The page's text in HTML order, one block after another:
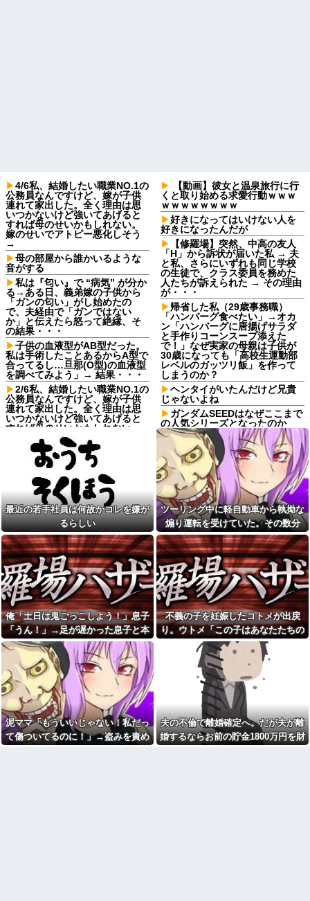
4/6私、結婚したい職業NO.1の
公務員なんですけど、嫁が子供
連れて家出した。全く理由は思
いつかないけど強いてあげると
すれば母のせいかもしれない。
嫁のせいでアトピー悪化しそう
→
母の部屋から誰かいるような
音がする
私は『匂い』で “病気” が分か
る→ある日、義弟嫁の子供から
「ガンの匂い」がし始めたの
で、夫経由で「ガンではない
か」と伝えたら怒って絶縁、そ
の結果・・・
子供の血液型がAB型だった。
私は手術したことあるからA型で
合ってるし…旦那(O型)の血液型
を調べてみよう」→ 結果・・・
2/6私、結婚したい職業NO.1の
公務員なんですけど、嫁が子供
連れて家出した。全く理由は思
いつかないけど強いてあげると
すれば母のせいかもしれない。
嫁のせいでアトピー悪化しそう
マックの招待券を使おうとし
たら店員に番号を聞かれた。激
怒した僕は「どうしてくれんね
ん！！！無料券よこせ
や！！！！」と怒鳴って…
佐藤二朗、妻とのハグを報告
「文〇砲より遥かに威力は弱い
が、僕のノロケ砲をお見舞いす
る」
【画像】『20代にしか見えな
い30代女子』がこちらです←お
前らから見てど
う？？？？？？？
寺田心、週6ジム通いで体重
62kg→82kgに 110kgのベンチ
プレス持ち上げる姿披露
ちいかわ作者さん、総額30億
超の大豪邸を建てるｗｗｗｗｗ
ｗｗｗｗｗｗｗｗｗｗｗｗｗｗ
お前ら「日本も核武装汁！」
←１万発の核弾頭どこに
マクドでギャルママ軍団がガ
キを放って動物園。ワシ「自分
らのママにもっと遊んで欲しい
やんな？」ガキ「遊んでほし
い」ワシ「魔法の言葉があるよ...
最近の若手社員は何故かコレ
【動画】彼女と温泉旅行に行
くと取り始める求愛行動ｗｗｗ
ｗｗｗｗｗｗｗｗ
好きになってはいけない人を
好きになったんだが
【修羅場】突然、中高の友人
「H」から訴状が届いた私 → 夫
と私、さらにいずれも同じ学校
の生徒で、クラス委員を務めた
人たちが訴えられた → その理由
が・・・
帰省した私（29歳事務職）
「ハンバーグ食べたい」→オカ
ン「ハンバーグに唐揚げサラダ
と手作りコーンスープ添えた
で！」なぜ実家の母親は子供が
30歳になっても「高校生運動部
レベルのガッツリ飯」を作って
しまうのか？
ヘンタイがいたんだけど兄貴
じゃないよね
ガンダムSEEDはなぜここまで
の人気シリーズとなったのか
【巨人対ヤクルト18回戦】巨
人がヤクルトに逆転勝ち 首位阪
神と0.5差！貯金は10 浦田同点打
＆猛打賞 笹原V打 3回に一挙5得
点 竹丸6回1失点＆2出塁で8勝目
【悲報】俺の行為人生があと5
年wwwwその理由がこれ
中学時代に俺だけを執拗にい
じめてきた秀才のA！推薦入試の
朝、奴の習性を利用して道端の
ガラス破片を踏ませて自転車を
パンクさせたｗｗｗざまぁｗｗ
ｗｗｗｗ
【動画】戦犯はどっち？ｗｗ
ｗｗｗｗｗｗｗｗｗｗｗｗｗｗ
ｗｗｗｗ他
病院の待合室で子供がドタバ
タ走ってギャーギャー騒いでて
も親はスマホポチポチか談笑で
放置
彼女の浮気を疑い問いつける
と弟だと言う。「じゃあ携帯見
せて」『え？』え？じゃねーし
ｗ で、なんだかんだで結局俺の
方が間男だったｗ
パスポートを発行する仕事
PTA会長「PTA参加拒否した親
へ最終警告。こうなってもい
い？」
最近の若手社員は何故かコレを嫌が
るらしい
ツーリング中に軽自動車から執拗な
煽り運転を受けていた。その数分
後、思わぬ結末を目撃することにな
り…
俺「土日は鬼ごっこしよう！」息子
「うん！」→足が遅かった息子と本
気で遊び続けた10年後…
不義の子を妊娠したコトメが出戻
り。ウトメ「この子はあなたたちの
子として育てて」旦那「ありがと
う」私「勝手に決めないで！」→修
羅場になり…
泥ママ「もういいじゃない！私だっ
て傷ついてるのに！」→盗みを責め
夫の不倫で離婚確定へ。だが夫が離
婚するならお前の貯金1800万円を財